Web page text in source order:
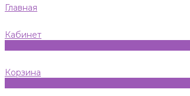
Главная
Кабинет
Корзина